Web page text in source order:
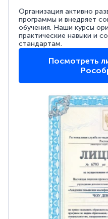
Организация активно
программы и внедряет
обучения. Наши курсы
практические навыки и
стандартам.
Посмотреть